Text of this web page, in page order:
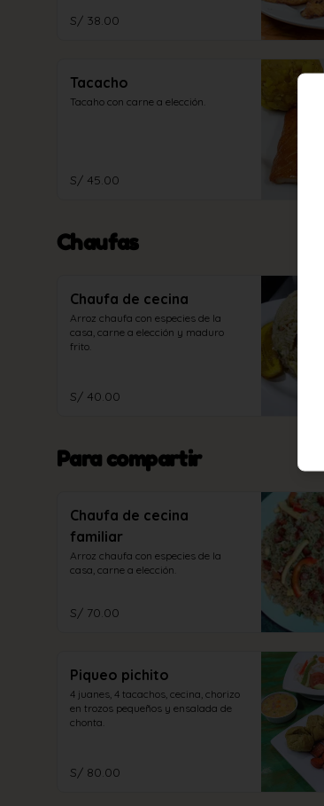
S/ 38.00
Tacacho
Tacaho con carne a elección.
S/ 45.00
Chaufas
Chaufa de cecina
Arroz chaufa con especies de la
casa, carne a elección y maduro
frito.
S/ 40.00
Para compartir
Chaufa de cecina
familiar
Arroz chaufa con especies de la
casa, carne a elección.
S/ 70.00
Piqueo pichito
4 juanes, 4 tacachos, cecina, chorizo
en trozos pequeños y ensalada de
chonta.
S/ 80.00